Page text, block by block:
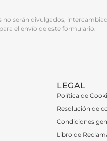
serán divulgados,
el envío de este formulario.
LEGAL
Política de
Resolución de
Condiciones
Libro de